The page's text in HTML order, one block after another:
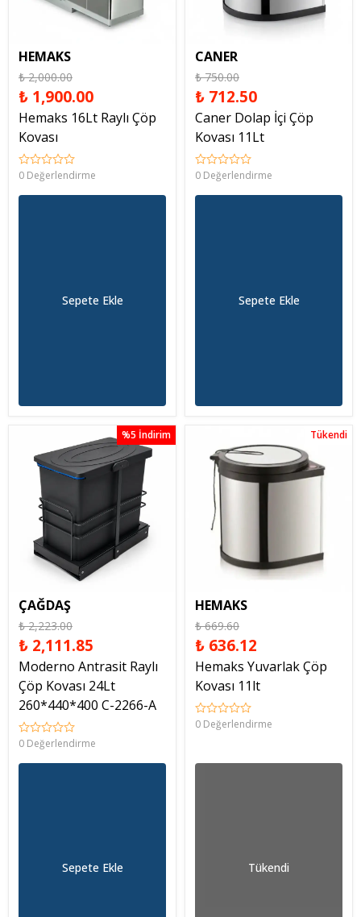
HEMAKS
₺ 2,000.00
₺ 1,900.00
Hemaks 16Lt Raylı Çöp
Kovası
0 Değerlendirme
Sepete Ekle
CANER
₺ 750.00
₺ 712.50
Caner Dolap İçi Çöp
Kovası 11Lt
0 Değerlendirme
Sepete Ekle
%5 İndirim
ÇAĞDAŞ
₺ 2,223.00
₺ 2,111.85
Moderno Antrasit Raylı
Çöp Kovası 24Lt
260*440*400 C-2266-A
0 Değerlendirme
Sepete Ekle
Tükendi
Tükendi
HEMAKS
₺ 669.60
₺ 636.12
Hemaks Yuvarlak Çöp
Kovası 11lt
0 Değerlendirme
Tükendi